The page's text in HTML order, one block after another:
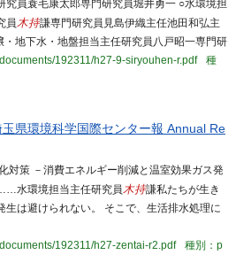
究員蓑毛康太郎専門研究員堀井勇一 ○水環境担
員木持謙専門研究員見島伊織主任池田和弘主
地下水・地盤担当主任研究員八戸昭一専門研
192311/h27-9-siryouhen-r.pdf
種
県環境科学国際センター報 Annual Re
対策 －消費エネルギー削減と温室効果ガス発
環境担当主任研究員木持謙私たちが生き
生は避けられない。 そこで、生活排水処理に
192311/h27-zentai-r2.pdf
種別：p